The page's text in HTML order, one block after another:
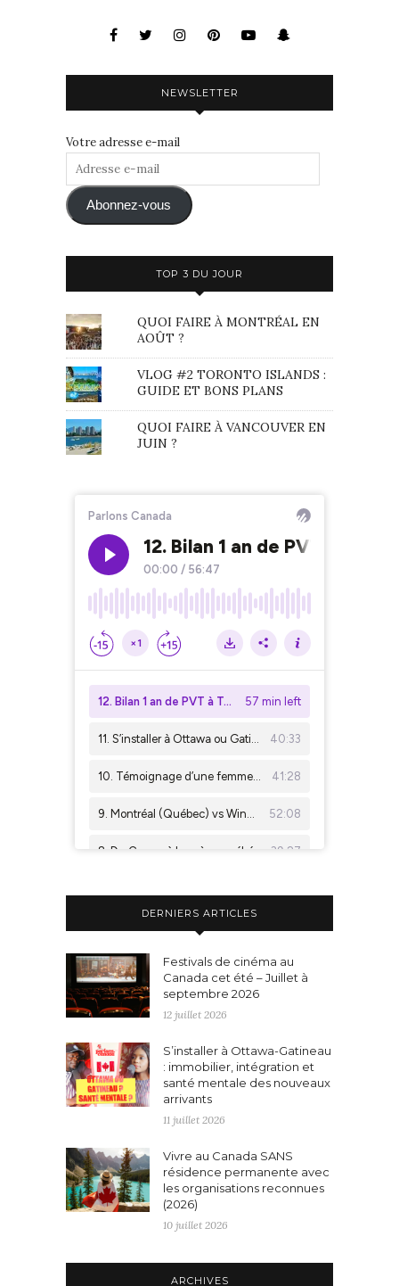
NEWSLETTER
Votre adresse e-mail
Adresse
mail Abonnez-vous
TOP 3 DU JOUR
QUOI FAIRE À MONTRÉAL EN
AOÛT ?
VLOG #2 TORONTO ISLANDS :
GUIDE ET BONS PLANS
QUOI FAIRE À VANCOUVER EN
JUIN ?
DERNIERS ARTICLES
Festivals de cinéma au
Canada cet été – Juillet à
septembre 2026
12 juillet 2026
S’installer à Ottawa-Gatineau
: immobilier, intégration et
santé mentale des nouveaux
arrivants
11 juillet 2026
Vivre au Canada SANS
résidence permanente avec
les organisations reconnues
(2026)
10 juillet 2026
ARCHIVES